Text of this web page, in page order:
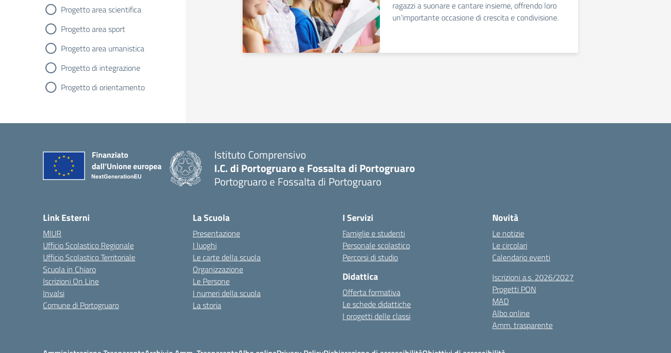
Progetto area scientifica
Progetto area sport
Progetto area umanistica
Progetto di integrazione
Progetto di orientamento
ragazzi a suonare e cantare insieme, offrendo loro
un'importante occasione di crescita e condivisione.
Istituto Comprensivo
I.C. di Portogruaro e Fossalta di Portogruaro
Portogruaro e Fossalta di Portogruaro
Link Esterni
MIUR
Ufficio Scolastico Regionale
Ufficio Scolastico Territoriale
Scuola in Chiaro
Iscrizioni On Line
Invalsi
Comune di Portogruaro
La Scuola
Presentazione
I luoghi
Le carte della scuola
Organizzazione
Le Persone
I numeri della scuola
La storia
I Servizi
Famiglie e studenti
Personale scolastico
Percorsi di studio
Didattica
Offerta formativa
Le schede didattiche
I progetti delle classi
Novità
Le notizie
Le circolari
Calendario eventi
Iscrizioni a.s. 2026/2027
Progetti PON
MAD
Albo online
Amm. trasparente